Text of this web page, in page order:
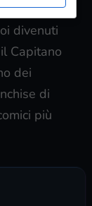
e che
divenuti
Capitano
dei
di
più